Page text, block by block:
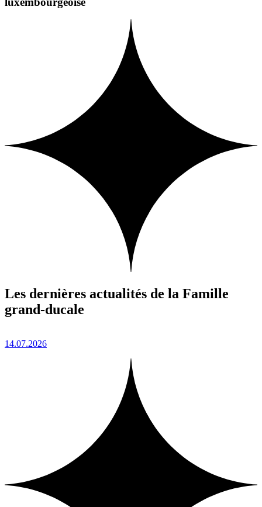
Les dernières actualités de la Famille
grand-ducale
14.07.2026